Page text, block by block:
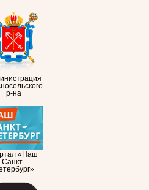
р-на
«Наш
Санкт-